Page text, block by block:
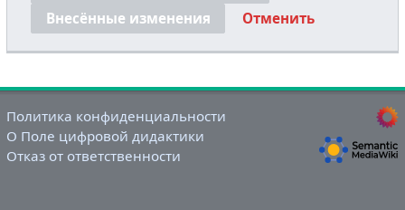
Внесённые изменения
Отменить
Политика конфиденциальности
О Поле цифровой дидактики
Отказ от ответственности